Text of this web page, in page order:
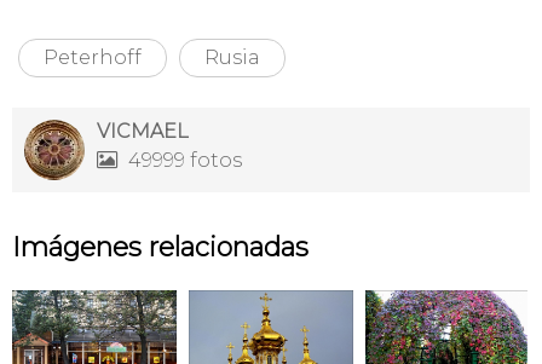
Peterhoff Rusia
VICMAEL
 49999 fotos
Imágenes relacionadas